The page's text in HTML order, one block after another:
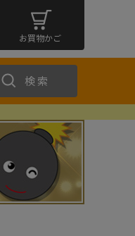
お買物かご
検索